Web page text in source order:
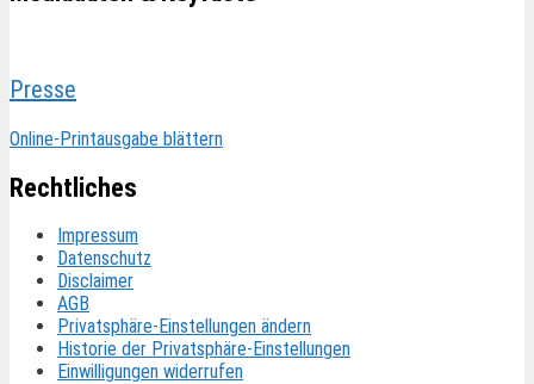
Presse
Online-Printausgabe blättern
Rechtliches
Impressum
Datenschutz
Disclaimer
AGB
Privatsphäre-Einstellungen ändern
Historie der Privatsphäre-Einstellungen
Einwilligungen widerrufen